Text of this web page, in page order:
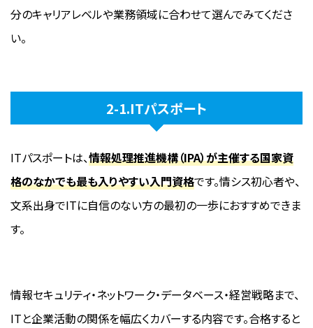
分のキャリアレベルや業務領域に合わせて選んでみてくださ
い。
2-1.ITパスポート
ITパスポートは、情報処理推進機構（IPA）が主催する国家資
格のなかでも最も入りやすい入門資格です。情シス初心者や、
文系出身でITに自信のない方の最初の一歩におすすめできま
す。
情報セキュリティ・ネットワーク・データベース・経営戦略まで、
ITと企業活動の関係を幅広くカバーする内容です。合格すると